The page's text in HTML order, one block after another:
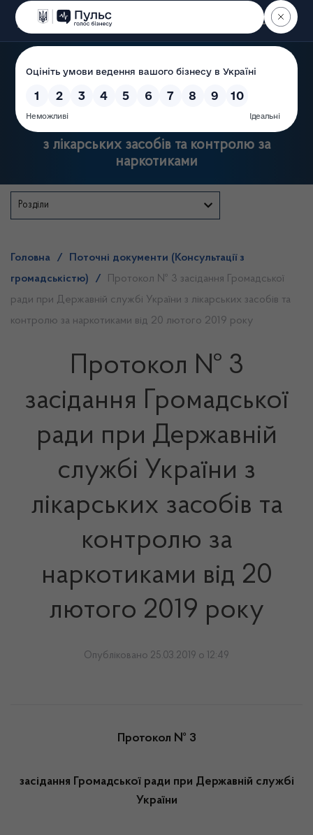
Пошук
Державна служба України
з лікарських засобів та контролю за
наркотиками
Розділи
Головна /
Поточні документи (Консультації з
громадськістю)
/
Протокол № 3 засідання Громадської
ради при Державній службі України з лікарських засобів та
контролю за наркотиками від 20 лютого 2019 року
Протокол № 3
засідання Громадської
ради при Державній
службі України з
лікарських засобів та
контролю за
наркотиками від 20
лютого 2019 року
Опубліковано 25.03.2019 о 12:49
Протокол № 3
засідання Громадської ради при Державній службі
України